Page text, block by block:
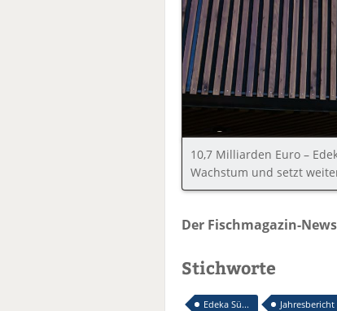
10,7 Milliarden Euro –
Wachstum und setzt
Der Fischmagazin-
Stichworte
Edeka Sü... Jahresbericht